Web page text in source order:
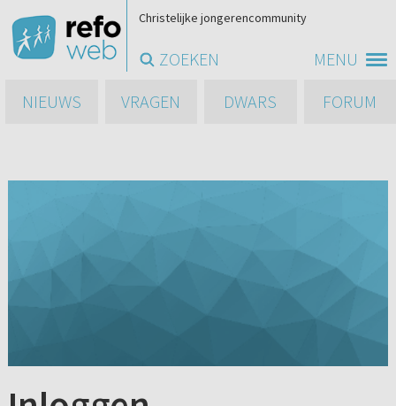
MENU
Christelijke jongerencommunity
ZOEKEN
NIEUWS
VRAGEN DWARS FORUM